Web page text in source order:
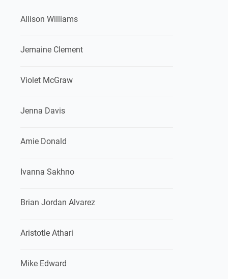
Allison Williams
Jemaine Clement
Violet McGraw
Jenna Davis
Amie Donald
Ivanna Sakhno
Brian Jordan Alvarez
Aristotle Athari
Mike Edward